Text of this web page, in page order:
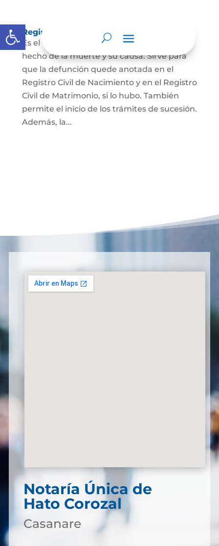
Abrir barra de herramientas
Registro Civil de Defunción
Es el documento público que prueba el
hecho de la muerte y su causa. Sirve para
que la defunción quede anotada en el
Registro Civil de Nacimiento y en el Registro
Civil de Matrimonio, si lo hubo. También
permite el inicio de los trámites de sucesión.
Además, la...
Notaría Única de
Hato Corozal
Casanare